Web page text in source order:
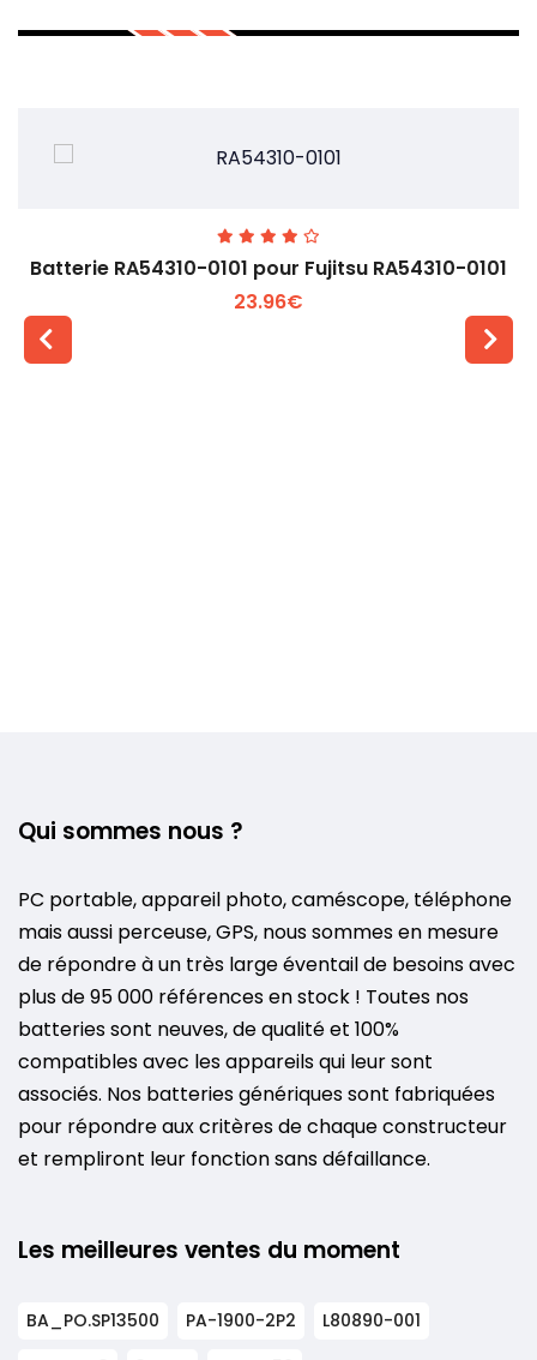
Batterie RA54310-0101 pour Fujitsu RA54310-0101
23.96€
Qui sommes nous ?
PC portable, appareil photo, caméscope, téléphone
mais aussi perceuse, GPS, nous sommes en mesure
de répondre à un très large éventail de besoins avec
plus de 95 000 références en stock ! Toutes nos
batteries sont neuves, de qualité et 100%
compatibles avec les appareils qui leur sont
associés. Nos batteries génériques sont fabriquées
pour répondre aux critères de chaque constructeur
et rempliront leur fonction sans défaillance.
Les meilleures ventes du moment
BA_PO.SP13500 PA-1900-2P2
L80890-001